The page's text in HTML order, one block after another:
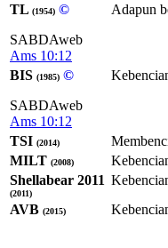
TL (1954) ©
SABDAweb
Ams 10:12
Adapun
BIS (1985) ©
SABDAweb
Ams 10:12
TSI (2014)
MILT (2008)
Shellabear 2011
(2011)
AVB (2015)